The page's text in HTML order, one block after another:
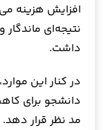
افزایش هزینه
نتیجه‌ای
داشت.
در کنار این
دانشجو برای
مد نظر قرار